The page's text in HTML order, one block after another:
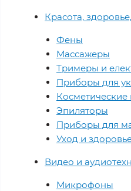
Красота,
Фены
Массажеры
Тримеры и
Приборы для
Эпиляторы
Приборы для
Уход и
Видео и
Микрофоны